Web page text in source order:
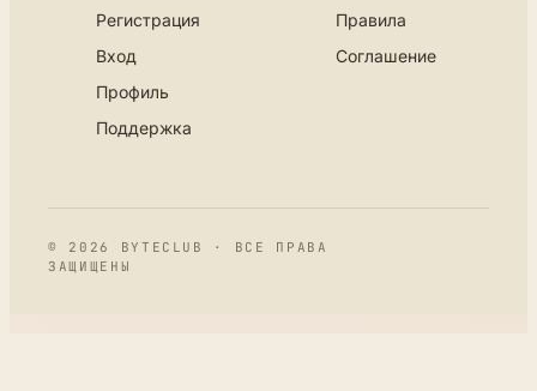
Регистрация
Вход
Профиль
Поддержка
Правила
Соглашение
© 2026 BYTECLUB · ВСЕ ПРАВА
ЗАЩИЩЕНЫ